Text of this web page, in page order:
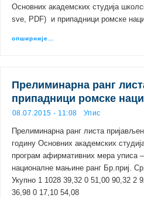
Основних академских студија
sve, PDF) и припадници ромске
опширније…
Прелиминарна ранг
припадници ромске
08.07.2015 - 11:08 Упис
Прелиминарна ранг листа
годину Основних академских
програм афирмативних мера уписа
националне мањине ранг Бр.приј.
Укупно 1 1028 39,32 0 51,00 90,32 2
36,98 0 17,10 54,08